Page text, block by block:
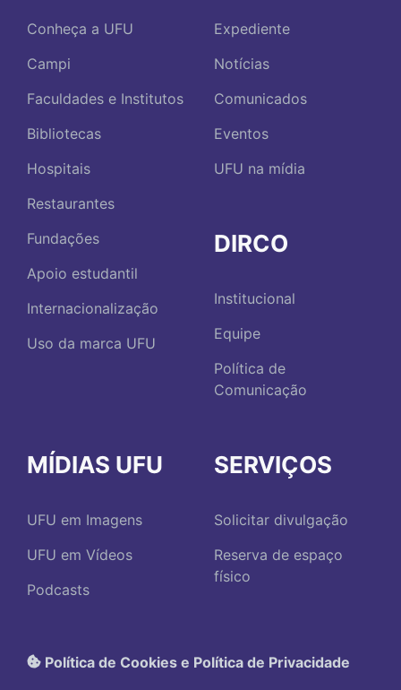
Conheça a UFU
Campi
Faculdades e Institutos
Bibliotecas
Hospitais
Restaurantes
Fundações
Apoio estudantil
Internacionalização
Uso da marca UFU
Expediente
Notícias
Comunicados
Eventos
UFU na mídia
DIRCO
Institucional
Equipe
Política de
Comunicação
MÍDIAS UFU
UFU em Imagens
UFU em Vídeos
Podcasts
SERVIÇOS
Solicitar divulgação
Reserva de espaço
físico
Política de Cookies e Política de Privacidade